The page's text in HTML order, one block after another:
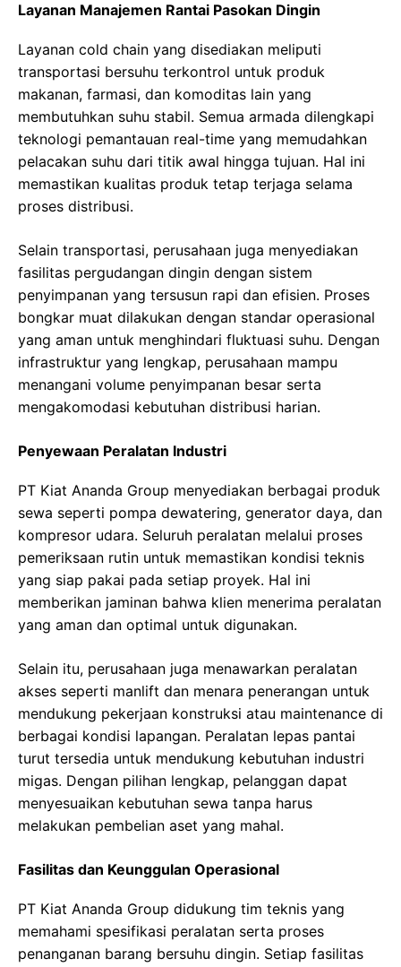
Layanan Manajemen Rantai Pasokan Dingin
Layanan cold chain yang disediakan meliputi
transportasi bersuhu terkontrol untuk produk
makanan, farmasi, dan komoditas lain yang
membutuhkan suhu stabil. Semua armada dilengkapi
teknologi pemantauan real-time yang memudahkan
pelacakan suhu dari titik awal hingga tujuan. Hal ini
memastikan kualitas produk tetap terjaga selama
proses distribusi.
Selain transportasi, perusahaan juga menyediakan
fasilitas pergudangan dingin dengan sistem
penyimpanan yang tersusun rapi dan efisien. Proses
bongkar muat dilakukan dengan standar operasional
yang aman untuk menghindari fluktuasi suhu. Dengan
infrastruktur yang lengkap, perusahaan mampu
menangani volume penyimpanan besar serta
mengakomodasi kebutuhan distribusi harian.
Penyewaan Peralatan Industri
PT Kiat Ananda Group menyediakan berbagai produk
sewa seperti pompa dewatering, generator daya, dan
kompresor udara. Seluruh peralatan melalui proses
pemeriksaan rutin untuk memastikan kondisi teknis
yang siap pakai pada setiap proyek. Hal ini
memberikan jaminan bahwa klien menerima peralatan
yang aman dan optimal untuk digunakan.
Selain itu, perusahaan juga menawarkan peralatan
akses seperti manlift dan menara penerangan untuk
mendukung pekerjaan konstruksi atau maintenance di
berbagai kondisi lapangan. Peralatan lepas pantai
turut tersedia untuk mendukung kebutuhan industri
migas. Dengan pilihan lengkap, pelanggan dapat
menyesuaikan kebutuhan sewa tanpa harus
melakukan pembelian aset yang mahal.
Fasilitas dan Keunggulan Operasional
PT Kiat Ananda Group didukung tim teknis yang
memahami spesifikasi peralatan serta proses
penanganan barang bersuhu dingin. Setiap fasilitas